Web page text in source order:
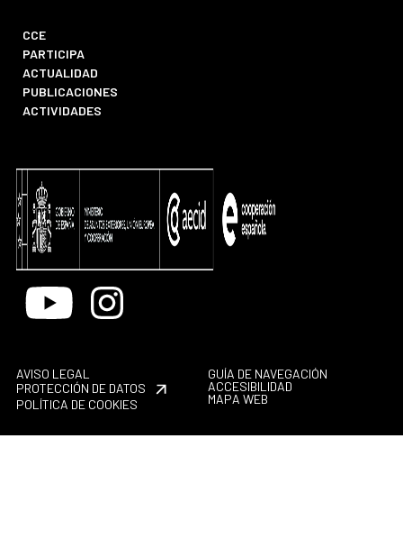
CCE
PARTICIPA
ACTUALIDAD
PUBLICACIONES
ACTIVIDADES
Youtube Instagram
AVISO LEGAL
PROTECCIÓN DE DATOS
POLÍTICA DE COOKIES
GUÍA DE NAVEGACIÓN
ACCESIBILIDAD
MAPA WEB